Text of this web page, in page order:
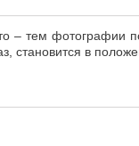
– тем фотографии
становится в